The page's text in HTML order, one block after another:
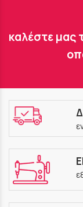
καλέστε μας